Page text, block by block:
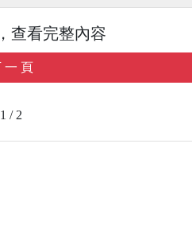
查看完整內容
一 頁
1 / 2